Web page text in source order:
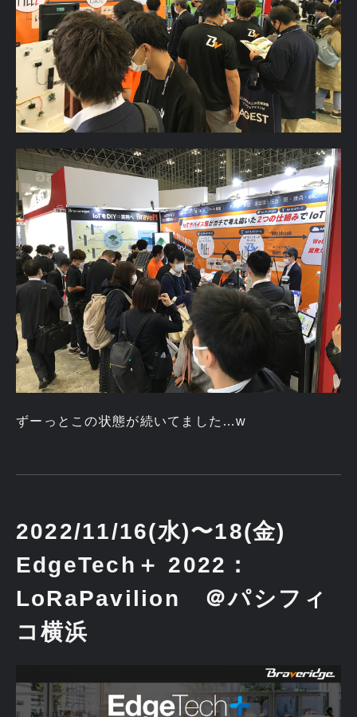
ずーっとこの状態が続いてました…w
2022/11/16(水)〜18(金)
EdgeTech＋ 2022：
LoRaPavilion ＠パシフィ
コ横浜